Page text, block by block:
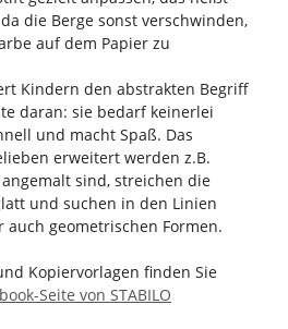
die Berge sonst verschwinden,
auf dem Papier zu
Kindern den abstrakten Begriff
daran: sie bedarf keinerlei
und macht Spaß. Das
erweitert werden z.B.
sind, streichen die
und suchen in den Linien
auch geometrischen Formen.
Kopiervorlagen finden Sie
Seite von STABILO